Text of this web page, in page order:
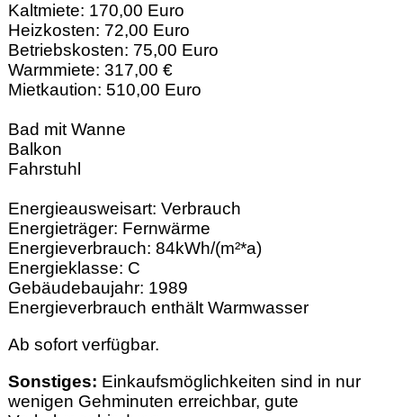
Kaltmiete: 170,00 Euro
Heizkosten: 72,00 Euro
Betriebskosten: 75,00 Euro
Warmmiete: 317,00 €
Mietkaution: 510,00 Euro
Bad mit Wanne
Balkon
Fahrstuhl
Energieausweisart: Verbrauch
Energieträger: Fernwärme
Energieverbrauch: 84kWh/(m²*a)
Energieklasse: C
Gebäudebaujahr: 1989
Energieverbrauch enthält Warmwasser
Ab sofort verfügbar.
Sonstiges: Einkaufsmöglichkeiten sind in nur
wenigen Gehminuten erreichbar, gute